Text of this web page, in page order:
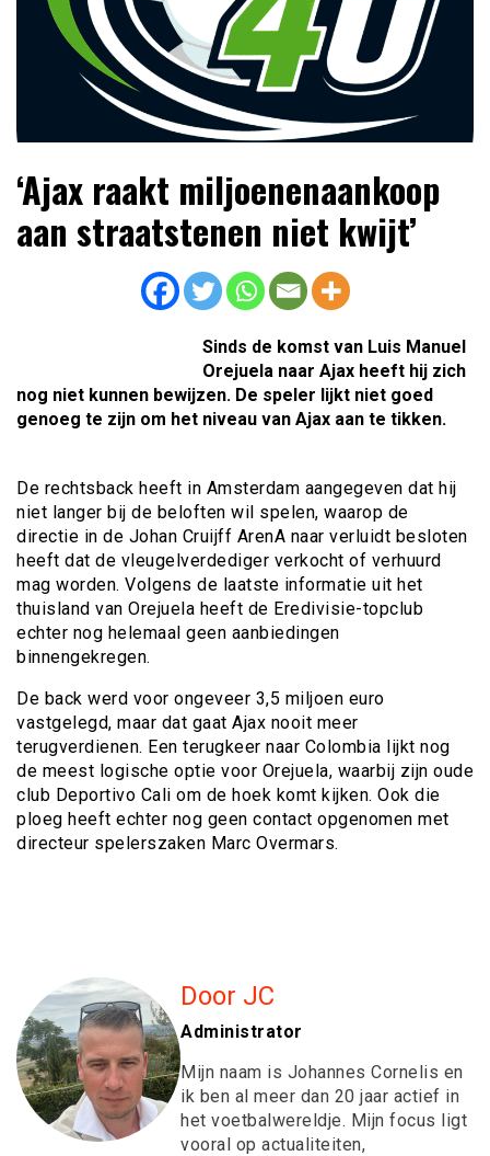
Voetbal4U.com Voetbalnieuws |
Transfers, Eredivisie &
Internationaal voetbal |
transferupdates, analyses en achtergronden over clubs,
spelers en competities uit binnen- en buitenland.
‘Ajax raakt miljoenenaankoop
aan straatstenen niet kwijt’
Sinds de komst van Luis Manuel
Orejuela naar Ajax heeft hij zich
nog niet kunnen bewijzen. De speler lijkt niet goed
genoeg te zijn om het niveau van Ajax aan te tikken.
De rechtsback heeft in Amsterdam aangegeven dat hij
niet langer bij de beloften wil spelen, waarop de
directie in de Johan Cruijff ArenA naar verluidt besloten
heeft dat de vleugelverdediger verkocht of verhuurd
mag worden. Volgens de laatste informatie uit het
thuisland van Orejuela heeft de Eredivisie-topclub
echter nog helemaal geen aanbiedingen
binnengekregen.
De back werd voor ongeveer 3,5 miljoen euro
vastgelegd, maar dat gaat Ajax nooit meer
terugverdienen. Een terugkeer naar Colombia lijkt nog
de meest logische optie voor Orejuela, waarbij zijn oude
club Deportivo Cali om de hoek komt kijken. Ook die
ploeg heeft echter nog geen contact opgenomen met
directeur spelerszaken Marc Overmars.
Door JC
Administrator
Mijn naam is Johannes Cornelis en
ik ben al meer dan 20 jaar actief in
het voetbalwereldje. Mijn focus ligt
vooral op actualiteiten,